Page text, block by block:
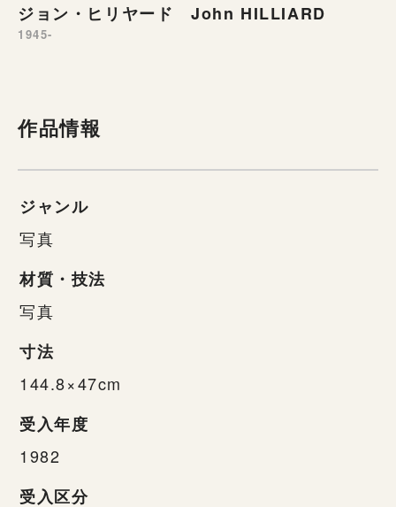
ジョン・ヒリヤード John HILLIARD
1945-
作品情報
ジャンル
写真
材質・技法
写真
寸法
144.8×47cm
受入年度
1982
受入区分